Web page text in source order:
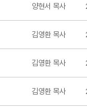
양현서 목사
김영환 목사
김영환 목사
김영환 목사